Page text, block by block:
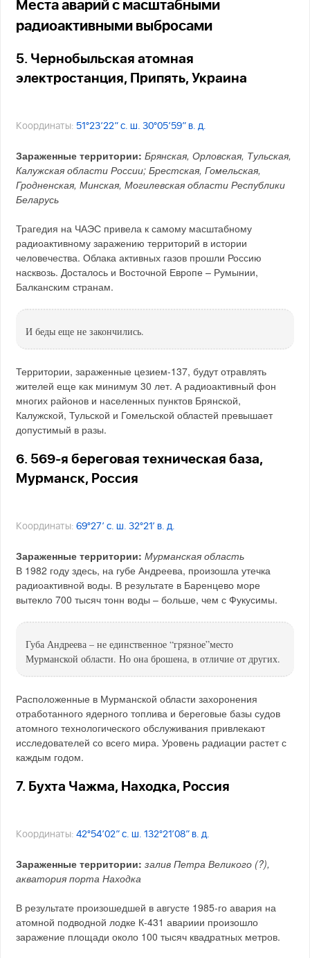
Места аварий с масштабными
радиоактивными выбросами
5. Чернобыльская атомная
электростанция, Припять, Украина
Координаты: 51°23′22″ с. ш. 30°05′59″ в. д.
Зараженные территории: Брянская, Орловская, Тульская,
Калужская области России; Брестская, Гомельская,
Гродненская, Минская, Могилевская области Республики
Беларусь
Трагедия на ЧАЭС привела к самому масштабному
радиоактивному заражению территорий в истории
человечества. Облака активных газов прошли Россию
насквозь. Досталось и Восточной Европе – Румынии,
Балканским странам.
И беды еще не закончились.
Территории, зараженные цезием-137, будут отравлять
жителей еще как минимум 30 лет. А радиоактивный фон
многих районов и населенных пунктов Брянской,
Калужской, Тульской и Гомельской областей превышает
допустимый в разы.
6. 569-я береговая техническая база,
Мурманск, Россия
Координаты:69°27′ с. ш. 32°21′ в. д.
Зараженные территории: Мурманская область
В 1982 году здесь, на губе Андреева, произошла утечка
радиоактивной воды. В результате в Баренцево море
вытекло 700 тысяч тонн воды – больше, чем с Фукусимы.
Губа Андреева – не единственное “грязное”место
Мурманской области. Но она брошена, в отличие от других.
Расположенные в Мурманской области захоронения
отработанного ядерного топлива и береговые базы судов
атомного технологического обслуживания привлекают
исследователей со всего мира. Уровень радиации растет с
каждым годом.
7. Бухта Чажма, Находка, Россия
Координаты:42°54′02″ с. ш. 132°21′08″ в. д.
Зараженные территории: залив Петра Великого (?),
акватория порта Находка
В результате произошедшей в августе 1985-го авария на
атомной подводной лодке К-431 авариии произошло
заражение площади около 100 тысяч квадратных метров.